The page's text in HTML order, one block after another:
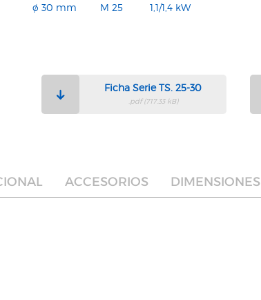
ø 30 mm
M 25
1,1/1,4 kW
Ficha Serie TS. 25-30
.pdf (717.33 kB)
ACCESORIOS DIMENSIONES